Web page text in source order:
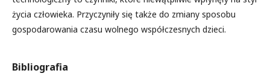
życia człowieka. Przyczyniły się także do zmiany sposobu
gospodarowania czasu wolnego współczesnych dzieci.
Bibliografia